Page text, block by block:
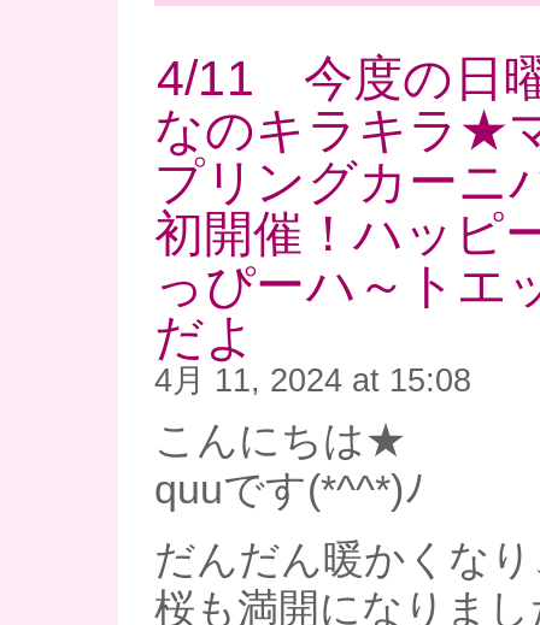
4/11 今度の日
なのキラキラ★
プリングカー
初開催！ハッピ
っぴーハ～ト
だよ
4月 11, 2024 at 15:08
こんにちは★
quuです(*^^*)ﾉ
だんだん暖かくな
桜も満開になりまし